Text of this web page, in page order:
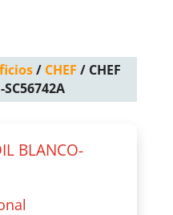
/ CHEF / CHEF
BLANCO-